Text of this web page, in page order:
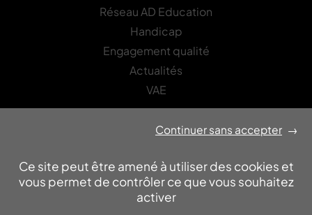
Réseau AD Education
Handicap
Engagement qualité
Actualités
VAE
LETTRE D’INFORMATION
OK
Continuer sans accepter →
Ce site peut être amené à utiliser des cookies et
vous permet de contrôler ce que vous souhaitez
activer